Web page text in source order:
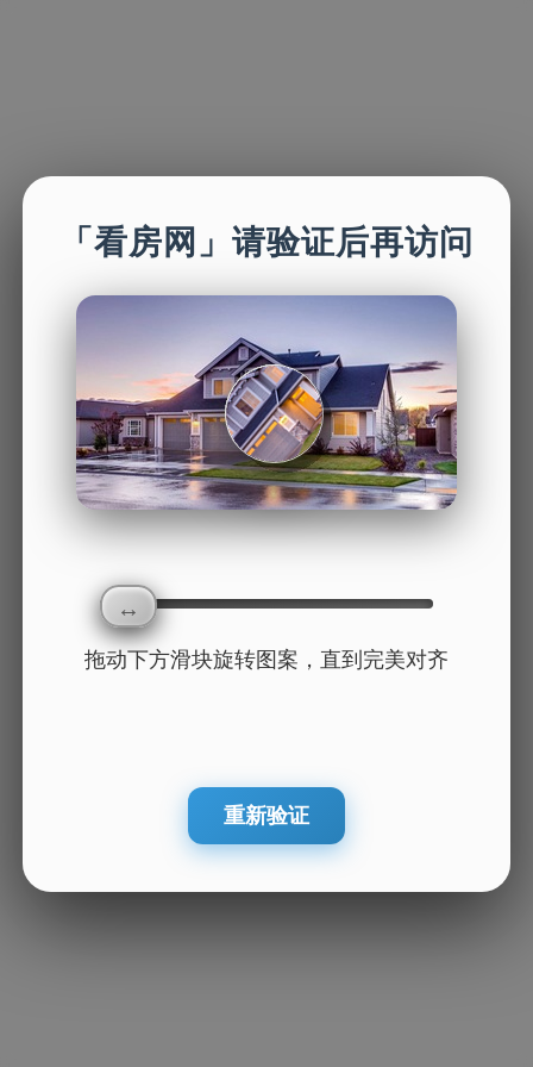
「看房网」请验证后再访问
拖动下方滑块旋转图案，直到完美对齐
重新验证